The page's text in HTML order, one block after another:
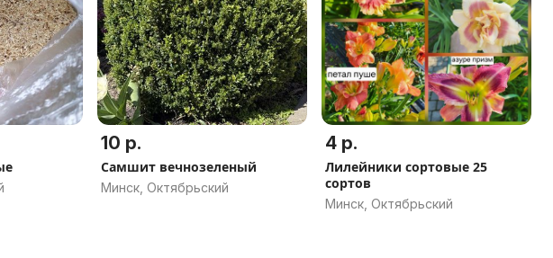
10 р.
Самшит вечнозеленый
Минск, Октябрьский
4 р.
Лилейники сортовые 25
сортов
Минск, Октябрьский